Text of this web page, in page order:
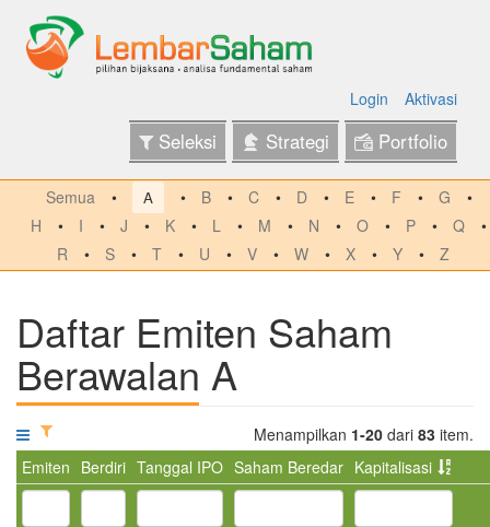
Login Aktivasi
Seleksi Strategi Portfolio
Semua A B C D E F
G
H
I J K L M N O P
Q
R
S T U V W X Y Z
Daftar Emiten Saham
Berawalan A
Menampilkan 1-20 dari 83 item.
Emiten Berdiri Tanggal IPO Saham Beredar Kapitalisasi